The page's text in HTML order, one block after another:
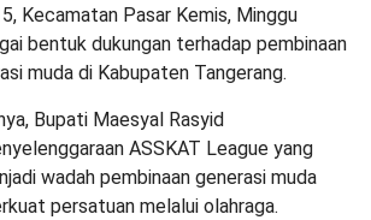
Kecamatan Pasar Kemis, Minggu
bentuk dukungan terhadap pembinaan
muda di Kabupaten Tangerang.
Bupati Maesyal Rasyid
ASSKAT League yang
wadah pembinaan generasi muda
persatuan melalui olahraga.